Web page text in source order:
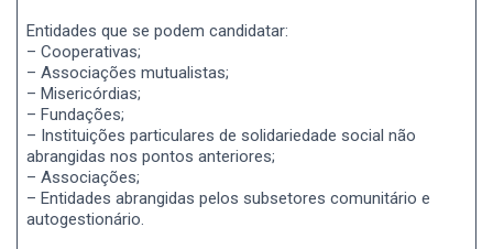
Entidades que se podem candidatar:
– Cooperativas;
– Associações mutualistas;
– Misericórdias;
– Fundações;
– Instituições particulares de solidariedade social não
abrangidas nos pontos anteriores;
– Associações;
– Entidades abrangidas pelos subsetores comunitário e
autogestionário.